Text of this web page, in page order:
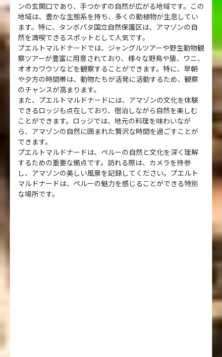
ンの玄関口であり、手つかずの自然が広がる地域です。この
地域は、豊かな生態系を持ち、多くの動植物が生息してい
ます。特に、タンボパタ国立自然保護区は、アマゾンの自
然を満喫できるスポットとして人気です。
プエルトマルドナードでは、ジャングルツアーや野生動物観
察ツアーが豊富に用意されており、様々な野鳥や猿、ワニ、
オオカワウソなどを観察することができます。特に、早朝
や夕方の時間帯は、動物たちが活発に活動するため、観察
のチャンスが高まります。
また、プエルトマルドナードには、アマゾンの文化を体験
できるロッジも点在しており、宿泊しながら自然を楽しむ
ことができます。ロッジでは、地元の料理を味わいなが
ら、アマゾンの自然に囲まれた贅沢な時間を過ごすことが
できます。
プエルトマルドナードは、ペルーの自然と文化を深く理解
するための重要な拠点です。訪れる際は、カメラを持参
し、アマゾンの美しい風景を記録してください。プエルト
マルドナードは、ペルーの魅力を感じることができる特別
な場所です。